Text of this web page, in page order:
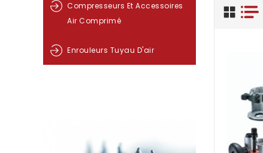
Compresseurs Et Accessoires
Air Comprimé
Enrouleurs Tuyau D'air